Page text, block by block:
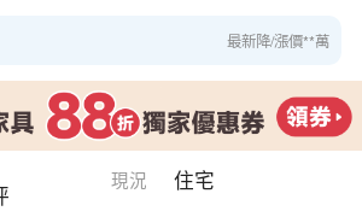
最新降/漲價**萬
現況 住宅